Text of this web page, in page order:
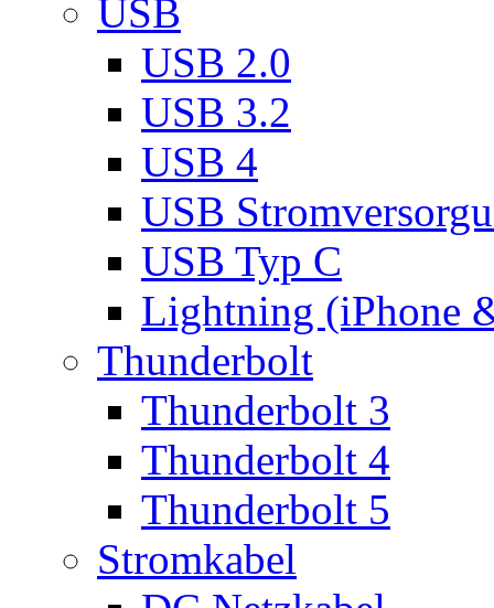
USB
USB 2.0
USB 3.2
USB 4
USB
USB Typ C
Lightning (iPhone
Thunderbolt
Thunderbolt 3
Thunderbolt 4
Thunderbolt 5
Stromkabel